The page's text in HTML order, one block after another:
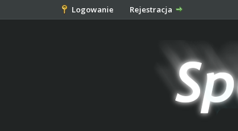
Logowanie Rejestracja